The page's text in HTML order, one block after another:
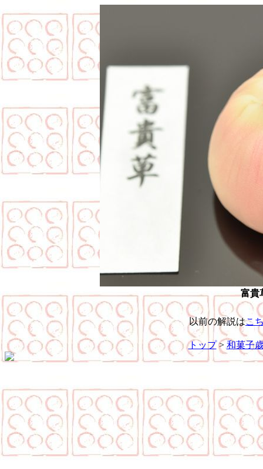
富貴
以前の解説はこ
トップ> 和菓子